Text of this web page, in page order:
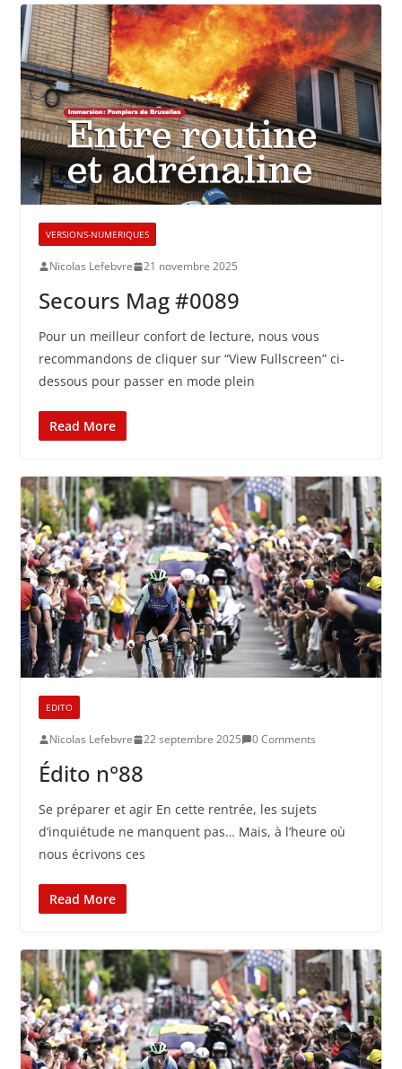
VERSIONS-NUMERIQUES
Nicolas Lefebvre 21 novembre 2025
Secours Mag #0089
Pour un meilleur confort de lecture, nous vous
recommandons de cliquer sur “View Fullscreen” ci-
dessous pour passer en mode plein
Read More
EDITO
Nicolas Lefebvre 22 septembre 2025 0 Comments
Édito n°88
Se préparer et agir En cette rentrée, les sujets
d’inquiétude ne manquent pas… Mais, à l’heure où
nous écrivons ces
Read More